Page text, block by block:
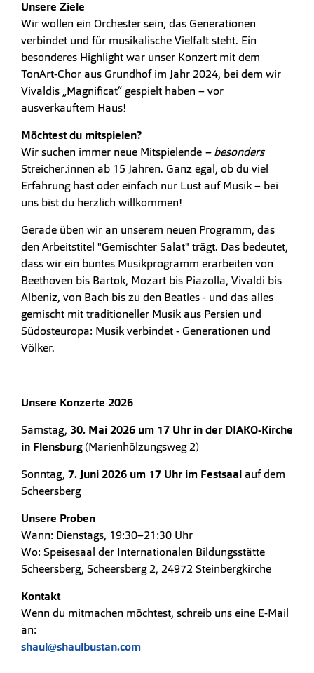
Unsere Ziele
Wir wollen ein Orchester sein, das Generationen
verbindet und für musikalische Vielfalt steht. Ein
besonderes Highlight war unser Konzert mit dem
TonArt-Chor aus Grundhof im Jahr 2024, bei dem wir
Vivaldis „Magnificat“ gespielt haben – vor
ausverkauftem Haus!
Möchtest du mitspielen?
Wir suchen immer neue Mitspielende – besonders
Streicher:innen ab 15 Jahren. Ganz egal, ob du viel
Erfahrung hast oder einfach nur Lust auf Musik – bei
uns bist du herzlich willkommen!
Gerade üben wir an unserem neuen Programm, das
den Arbeitstitel "Gemischter Salat" trägt. Das bedeutet,
dass wir ein buntes Musikprogramm erarbeiten von
Beethoven bis Bartok, Mozart bis Piazolla, Vivaldi bis
Albeniz, von Bach bis zu den Beatles - und das alles
gemischt mit traditioneller Musik aus Persien und
Südosteuropa: Musik verbindet - Generationen und
Völker.
Unsere Konzerte 2026
Samstag, 30. Mai 2026 um 17 Uhr in der DIAKO-Kirche
in Flensburg(Marienhölzungsweg 2)
Sonntag, 7. Juni 2026 um 17 Uhr im Festsaalauf dem
Scheersberg
Unsere Proben
Wann: Dienstags, 19:30–21:30 Uhr
Wo: Speisesaal der Internationalen Bildungsstätte
Scheersberg, Scheersberg 2, 24972 Steinbergkirche
Kontakt
Wenn du mitmachen möchtest, schreib uns eine E-Mail
an:
shaul@shaulbustan.com